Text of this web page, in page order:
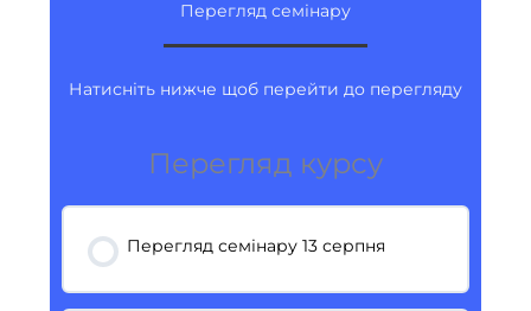
Перегляд семінару
Натисніть нижче щоб перейти до перегляду
Перегляд курсу
Перегляд семінару 13 серпня